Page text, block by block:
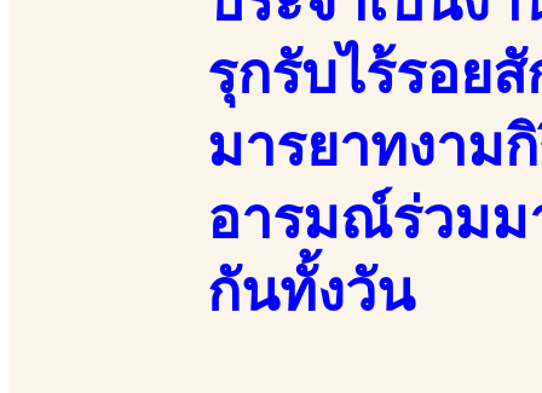
รุกรับไร้รอย
มารยาทงาม
อารมณ์ร่วมม
กันทั้งวัน